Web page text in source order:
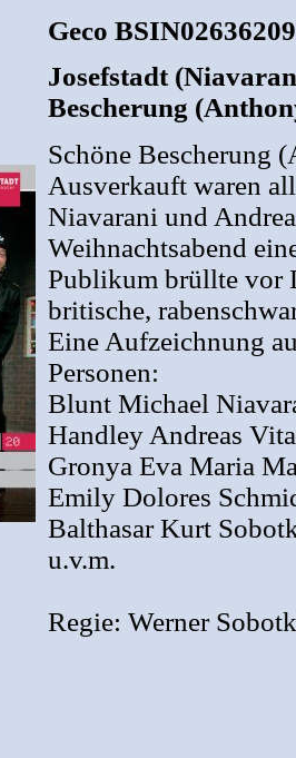
Geco
Josefstadt
Bescherung
Schöne Bescherung
Ausverkauft waren
Niavarani und
Weihnachtsabend
Publikum brüllte vor
britische,
Eine Aufzeichnung
Personen:
Blunt Michael
Handley Andreas
Gronya Eva Maria
Emily Dolores
Balthasar Kurt
u.v.m.
Regie: Werner